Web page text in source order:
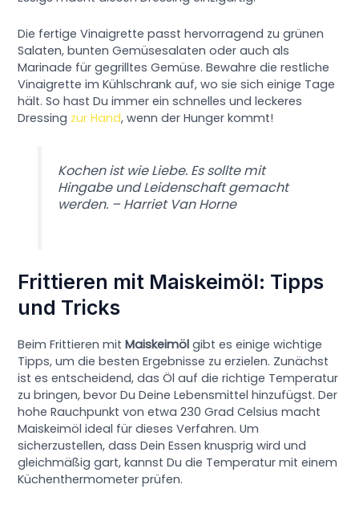
Die fertige Vinaigrette passt hervorragend zu grünen
Salaten, bunten Gemüsesalaten oder auch als
Marinade für gegrilltes Gemüse. Bewahre die restliche
Vinaigrette im Kühlschrank auf, wo sie sich einige Tage
hält. So hast Du immer ein schnelles und leckeres
Dressing zur Hand, wenn der Hunger kommt!
Kochen ist wie Liebe. Es sollte mit
Hingabe und Leidenschaft gemacht
werden. – Harriet Van Horne
Frittieren mit Maiskeimöl: Tipps
und Tricks
Beim Frittieren mitMaiskeimöl gibt es einige wichtige
Tipps, um die besten Ergebnisse zu erzielen. Zunächst
ist es entscheidend, das Öl auf die richtige Temperatur
zu bringen, bevor Du Deine Lebensmittel hinzufügst. Der
hohe Rauchpunkt von etwa 230 Grad Celsius macht
Maiskeimöl ideal für dieses Verfahren. Um
sicherzustellen, dass Dein Essen knusprig wird und
gleichmäßig gart, kannst Du die Temperatur mit einem
Küchenthermometer prüfen.